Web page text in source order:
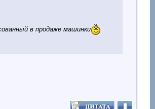
в продаже машинки